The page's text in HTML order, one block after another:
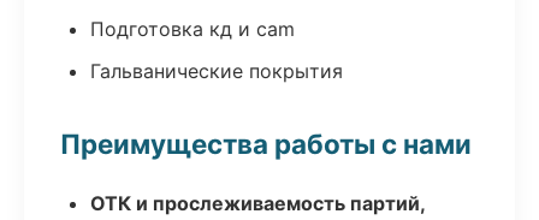
Подготовка кд и cam
Гальванические покрытия
Преимущества работы с нами
ОТК и прослеживаемость партий,